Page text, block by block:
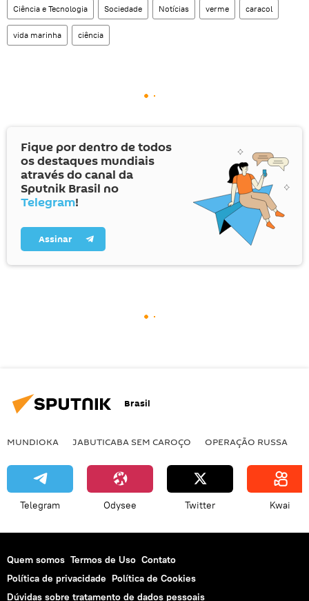
Ciência e Tecnologia Sociedade Notícias verme caracol
vida marinha ciência
Fique por dentro de todos
os destaques mundiais
através do canal da
Sputnik Brasil no
Telegram!
Assinar
Brasil
MUNDIOKA JABUTICABA SEM CAROÇO OPERAÇÃO RUSSA
Telegram Odysee Twitter Kwai
Quem somos Termos de Uso Contato
Política de privacidade Política de Cookies
Dúvidas sobre tratamento de dados pessoais